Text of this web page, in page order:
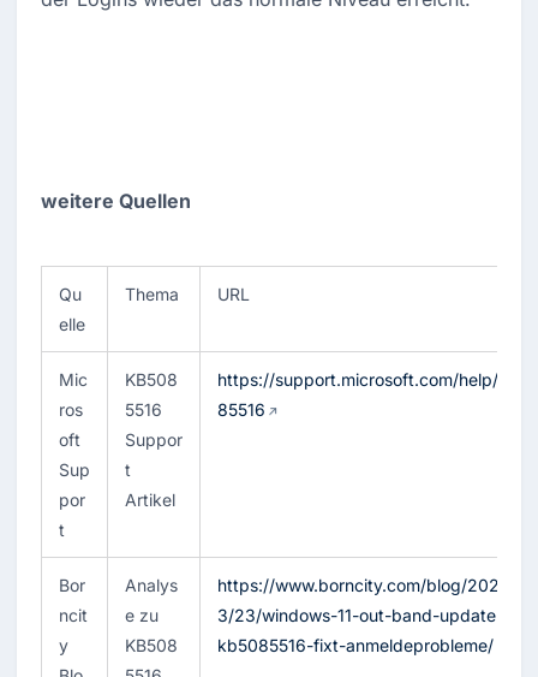
weitere Quellen
Qu
elle
Thema URL
Mic
ros
oft
Sup
por
t
KB508
5516
Suppor
t
Artikel
https://support.microsoft.com/help/50
85516
Bor
ncit
y
Analys
e zu
KB508
https://www.borncity.com/blog/2026/0
3/23/windows-11-out-band-update-
kb5085516-fixt-anmeldeprobleme/